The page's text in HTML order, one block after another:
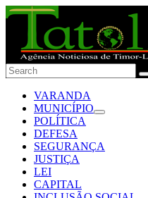
VARANDA
MUNICÍPIO
POLÍTICA
DEFESA
SEGURANÇA
JUSTIÇA
LEI
CAPITAL